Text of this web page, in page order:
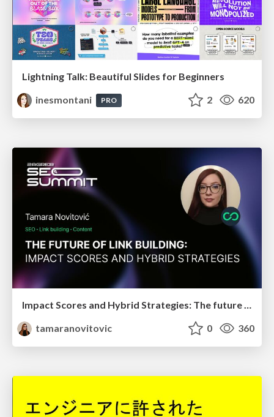
Lightning Talk: Beautiful Slides for Beginners
inesmontani
PRO 2 620
tamaranovitovic
0 360